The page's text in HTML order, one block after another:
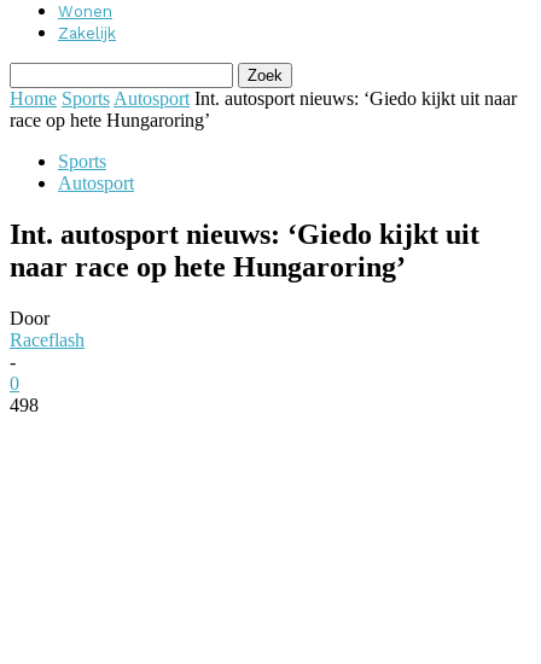
Wonen
Zakelijk
Home Sports Autosport Int. autosport nieuws: ‘Giedo kijkt uit naar
race op hete Hungaroring’
Sports
Autosport
Int. autosport nieuws: ‘Giedo kijkt uit
naar race op hete Hungaroring’
Door
Raceflash
-
0
498